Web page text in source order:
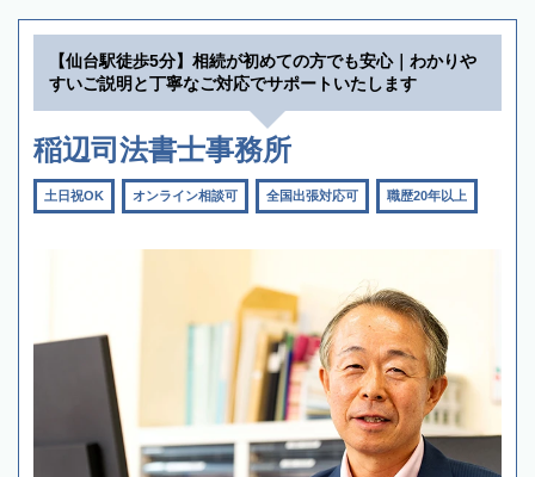
【仙台駅徒歩5分】相続が初めての方でも安心｜わかりや
すいご説明と丁寧なご対応でサポートいたします
稲辺司法書士事務所
土日祝OK オンライン相談可 全国出張対応可 職歴20年以上